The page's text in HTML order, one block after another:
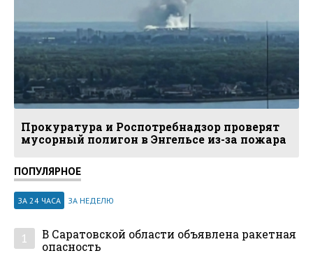
Прокуратура и Роспотребнадзор проверят
мусорный полигон в Энгельсе из-за пожара
ПОПУЛЯРНОЕ
ЗА 24 ЧАСА ЗА НЕДЕЛЮ
1
В Саратовской области объявлена ракетная
опасность